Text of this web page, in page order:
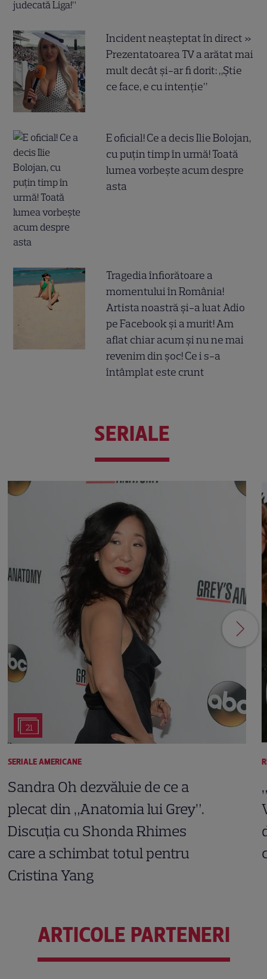
Incident neașteptat în direct »
Prezentatoarea TV a arătat mai
mult decât și-ar fi dorit: „Știe
ce face, e cu intenție”
E oficial! Ce a decis Ilie Bolojan,
cu puțin timp în urmă! Toată
lumea vorbește acum despre
asta
Tragedia înfiorătoare a
momentului în România!
Artista noastră și-a luat Adio
pe Facebook și a murit! Am
aflat chiar acum și nu ne mai
revenim din șoc! Ce i s-a
întâmplat este crunt
SERIALE
21
SERIALE AMERICANE
Sandra Oh dezvăluie de ce a
plecat din „Anatomia lui Grey”.
Discuția cu Shonda Rhimes
care a schimbat totul pentru
Cristina Yang
ARTICOLE PARTENERI